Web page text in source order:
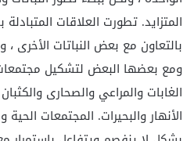
المتزايد. تطورت العلاقات
بالتعاون مع بعض النباتات الأخرى ،
ومع بعضها البعض لتشكيل
الغابات والمراعي والصحارى
الأنهار والبحيرات. المجتمعات الحية